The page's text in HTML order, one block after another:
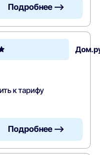
Подробнее —>
к тарифу
Подробнее —>